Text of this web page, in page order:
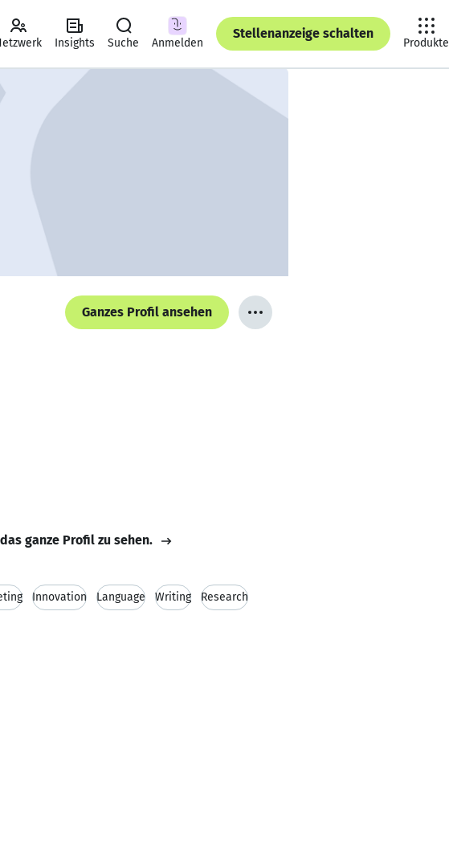
Insights Suche Anmelden
Stellenanzeige schalten
Produkte
Ganzes Profil ansehen
ganze Profil zu sehen.
Innovation Language Writing Research